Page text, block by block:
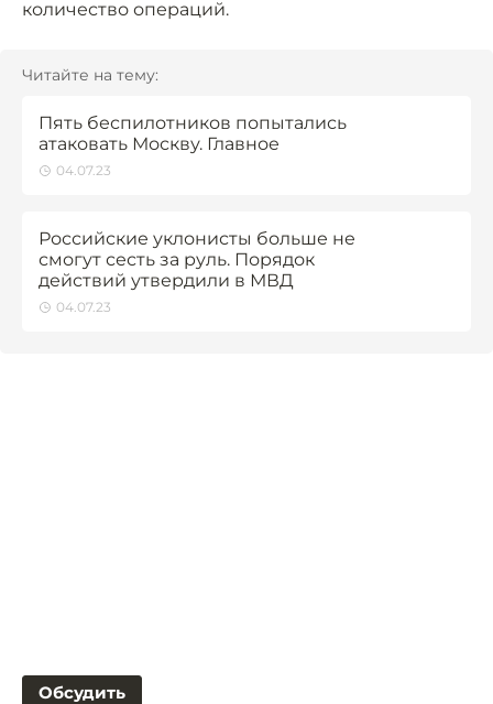
количество операций.
Читайте на тему:
Пять беспилотников попытались
атаковать Москву. Главное
04.07.23
Российские уклонисты больше не
смогут сесть за руль. Порядок
действий утвердили в МВД
04.07.23
Обсудить